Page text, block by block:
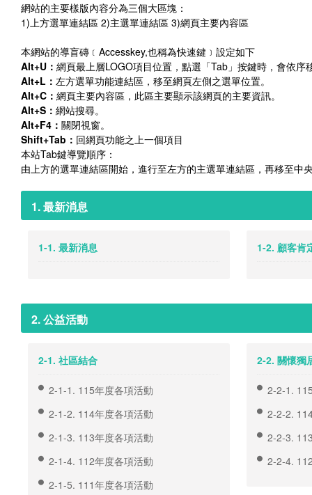
網站的主要樣版內容分為三個大區塊：
1)上方選單連結區 2)主選單連結區 3)網頁主要內容區
本網站的導盲磚﹝Accesskey,也稱為快速鍵﹞設定如下
Alt+U： 網頁最上層LOGO項目位置，點選「Tab」按鍵時，會依序
Alt+L： 左方選單功能連結區，移至網頁左側之選單位置。
Alt+C： 網頁主要內容區，此區主要顯示該網頁的主要資訊。
Alt+S： 網站搜尋。
Alt+F4： 關閉視窗。
Shift+Tab： 回網頁功能之上一個項目
本站Tab鍵導覽順序：
由上方的選單連結區開始，進行至左方的主選單連結區，再移至中
1. 最新消息
1-1. 最新消息 1-2. 顧客肯
2. 公益活動
2-1. 社區結合
2-1-1. 115年度各項活動
2-1-2. 114年度各項活動
2-1-3. 113年度各項活動
2-1-4. 112年度各項活動
2-1-5. 111年度各項活動
2-2. 關懷獨
2-2-1.
2-2-2.
2-2-3.
2-2-4.